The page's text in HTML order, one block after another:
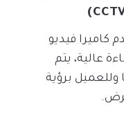
كاميرا فيديو
عالية، يتم
وللعميل برؤية